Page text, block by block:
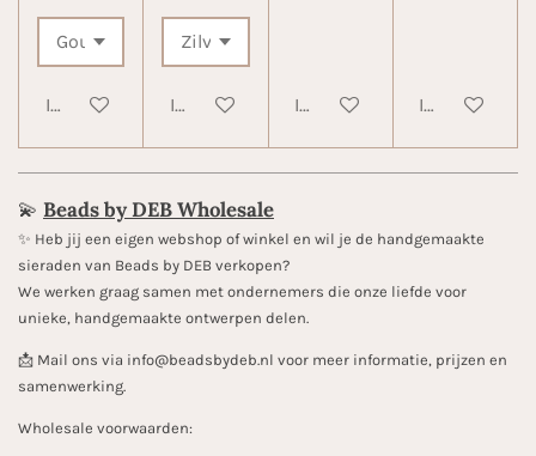
In winkelwagenIn winkelwagenIn winkelwagen
In
💫 Beads by DEB Wholesale
✨️ Heb jij een eigen webshop of winkel en wil je de handgemaakte
sieraden van Beads by DEB verkopen?
We werken graag samen met ondernemers die onze liefde voor
unieke, handgemaakte ontwerpen delen.
📩 Mail ons via info@beadsbydeb.nl voor meer informatie, prijzen en
samenwerking.
Wholesale voorwaarden: